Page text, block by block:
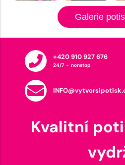
Galerie
+420 910 927 676
24/7 - nonstop
Kvalitní